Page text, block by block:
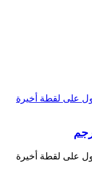
على لقطة أخيرة
على لقطة أخيرة